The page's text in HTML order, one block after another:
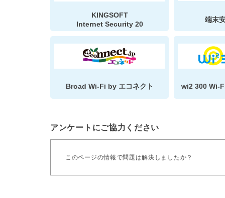
KINGSOFT
Internet Security 20
端末
Broad Wi-Fi by エコネクト wi2 300 Wi-
アンケートにご協力ください
このページの情報で問題は解決しましたか？